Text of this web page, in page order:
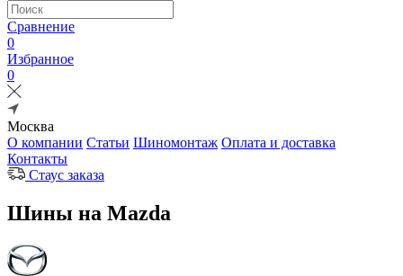
Сравнение
0
Избранное
0
Москва
О компании Статьи Шиномонтаж Оплата и доставка
Контакты
Стаус заказа
Шины на Mazda